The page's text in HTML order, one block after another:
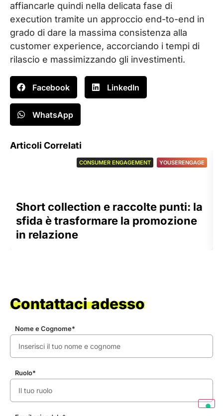
affiancarle quindi nella delicata fase di
execution tramite un approccio end-to-end in
grado di dare la massima consistenza alla
customer experience, accorciando i tempi di
rilascio e massimizzando gli investimenti.
Facebook LinkedIn
WhatsApp
Articoli Correlati
Short collection e raccolte punti: la
sfida è trasformare la promozione
in relazione
CONSUMER ENGAGEMENT , YOUSERENGAGE
Contattaci adesso
Nome e Cognome*
Ruolo*